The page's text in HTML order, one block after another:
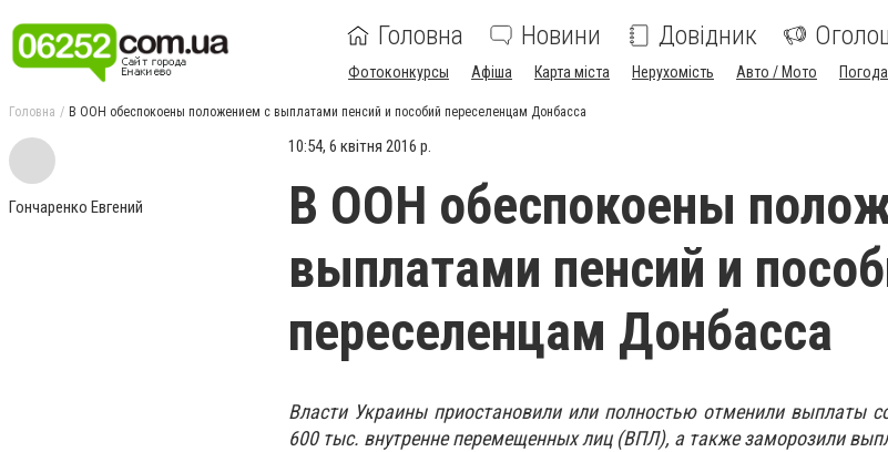
Головна Новини Довідник
Фотоконкурсы Афіша Карта міста Нерухомість Авто / Мото Погода
Головна В ООН обеспокоены положением с выплатами пенсий и пособий переселенцам Донбасса
Гончаренко Евгений
10:54, 6 квітня 2016 р.
В ООН обеспокоены
выплатами пенсий и
переселенцам Донбасса
Власти Украины приостановили или полностью отменили выплаты
600 тыс. внутренне перемещенных лиц (ВПЛ), а также заморозили